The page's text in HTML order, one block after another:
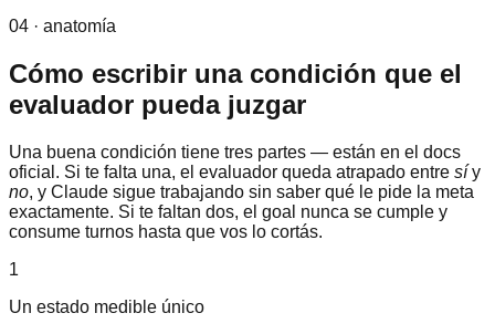
04 · anatomía
Cómo escribir una condición que el
evaluador pueda juzgar
Una buena condición tiene tres partes — están en el docs
oficial. Si te falta una, el evaluador queda atrapado entre síy
no, y Claude sigue trabajando sin saber qué le pide la meta
exactamente. Si te faltan dos, el goal nunca se cumple y
consume turnos hasta que vos lo cortás.
1
Un estado medible único